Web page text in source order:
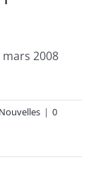
2008
Nouvelles | 0